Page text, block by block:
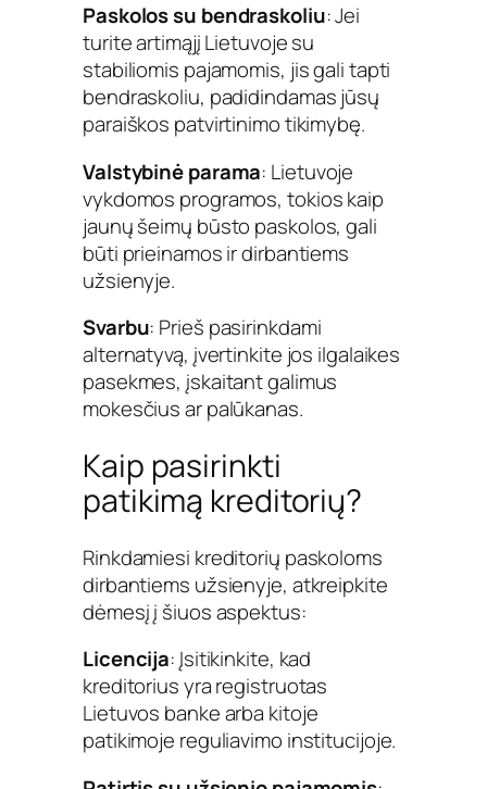
Paskolos su bendraskoliu: Jei
turite artimąjį Lietuvoje su
stabiliomis pajamomis, jis gali tapti
bendraskoliu, padidindamas jūsų
paraiškos patvirtinimo tikimybę.
Valstybinė parama: Lietuvoje
vykdomos programos, tokios kaip
jaunų šeimų būsto paskolos, gali
būti prieinamos ir dirbantiems
užsienyje.
Svarbu: Prieš pasirinkdami
alternatyvą, įvertinkite jos ilgalaikes
pasekmes, įskaitant galimus
mokesčius ar palūkanas.
Kaip pasirinkti
patikimą kreditorių?
Rinkdamiesi kreditorių paskoloms
dirbantiems užsienyje, atkreipkite
dėmesį į šiuos aspektus:
Licencija: Įsitikinkite, kad
kreditorius yra registruotas
Lietuvos banke arba kitoje
patikimoje reguliavimo institucijoje.